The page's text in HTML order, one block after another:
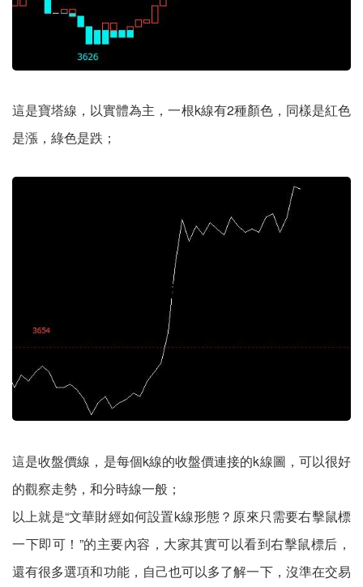
這是寶塔線，以實體為主，一根k線有2種顏色，同樣是紅色
是漲，綠色是跌；
這是收盤價線，是每個k線的收盤價連接的k線圖，可以很好
的觀察走勢，和分時線一般；
以上就是“文華財經如何設置k線形態？原來只需要右擊鼠標
一下即可！”的主要內容，大家其實可以看到右擊鼠標后，
還有很多選項和功能，自己也可以多了解一下，沒準在交易